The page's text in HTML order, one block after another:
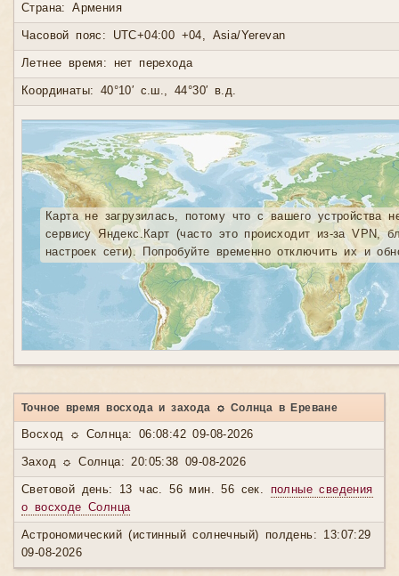
Страна: Армения
Часовой пояс: UTC+04:00 +04, Asia/Yerevan
Летнее время: нет перехода
Координаты: 40°10′ с.ш., 44°30′ в.д.
Карта не загрузилась, потому что с вашего устройства
сервису Яндекс.Карт (часто это происходит из-за VPN,
настроек сети). Попробуйте временно отключить их и
Точное время восхода и захода ☼ Солнца в Ереване
Восход ☼ Солнца: 06:08:42 09-08-2026
Заход ☼ Солнца: 20:05:38 09-08-2026
Световой день: 13 час. 56 мин. 56 сек. полные сведения
о восходе Солнца
Астрономический (истинный солнечный) полдень: 13:07:29
09-08-2026